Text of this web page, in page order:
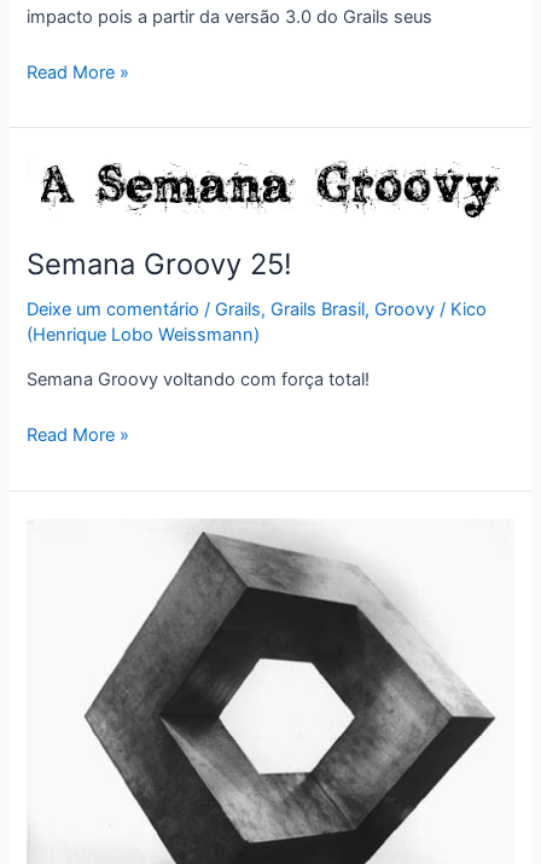
impacto pois a partir da versão 3.0 do Grails seus
Grails
o
você
precisa
Read More »
Semana Groovy 25!
Deixe um comentário /Grails,Grails Brasil,Groovy / Kico
(Henrique Lobo Weissmann)
Semana Groovy voltando com força total!
Semana
25!
Read More »